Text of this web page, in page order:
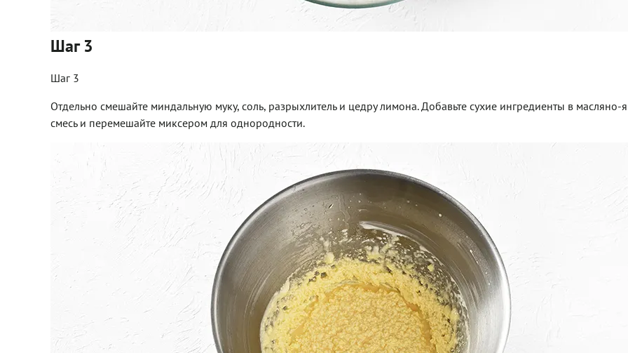
Шаг 3
Шаг 3
Отдельно смешайте миндальную муку, соль, разрыхлитель и цедру лимона. Добавьте сухие ингредиенты в масляно-
смесь и перемешайте миксером для однородности.